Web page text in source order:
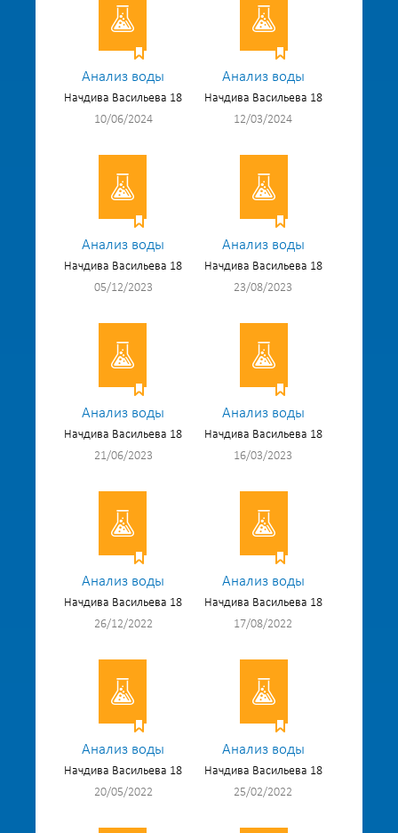
Анализ воды
Начдива Васильева 18
10/06/2024
Анализ воды
Начдива Васильева 18
12/03/2024
Анализ воды
Начдива Васильева 18
05/12/2023
Анализ воды
Начдива Васильева 18
23/08/2023
Анализ воды
Начдива Васильева 18
21/06/2023
Анализ воды
Начдива Васильева 18
16/03/2023
Анализ воды
Начдива Васильева 18
26/12/2022
Анализ воды
Начдива Васильева 18
17/08/2022
Анализ воды
Начдива Васильева 18
20/05/2022
Анализ воды
Начдива Васильева 18
25/02/2022